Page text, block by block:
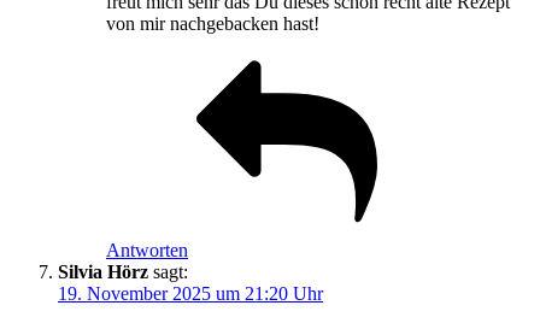
von mir nachgebacken hast!
Antworten
Silvia Hörz sagt:
19. November 2025 um 21:20 Uhr